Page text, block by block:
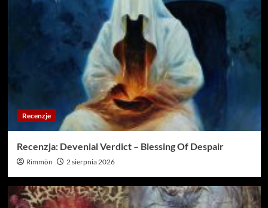
Recenzje
Recenzja: Devenial Verdict – Blessing Of Despair
Rimmön 2 sierpnia 2026